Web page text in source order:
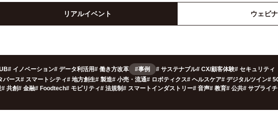
リアルイベント ウェビ
# イノベーション# データ利活用# 働き方改革 #事例 # サステナブル# CX/顧客体験# セキュリティ
バース# スマートシティ# 地方創生# 製造# 小売・流通# ロボティクス# ヘルスケア# デジタルツイン#
# 共創# 金融# Foodtech# モビリティ# 法規制# スマートインダストリー# 音声# 教育# 公共# サプライ